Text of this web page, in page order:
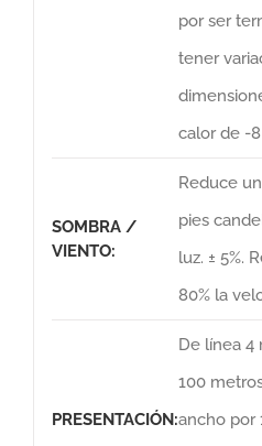
por ser
tener
calor de -8
SOMBRA /
VIENTO:
Reduce
pies
luz. ± 5%.
80% la
PRESENTACIÓN:
De línea 4
100
ancho por